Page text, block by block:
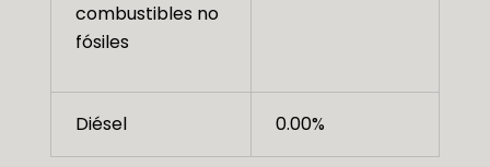
combustibles no
fósiles
Diésel 0.00%